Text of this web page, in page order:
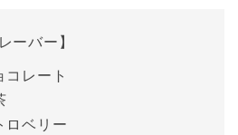
ーバー】
レート
ベリー